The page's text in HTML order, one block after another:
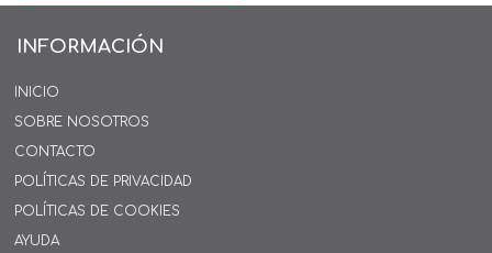
INFORMACIÓN
INICIO
SOBRE NOSOTROS
CONTACTO
POLÍTICAS DE PRIVACIDAD
POLÍTICAS DE COOKIES
AYUDA